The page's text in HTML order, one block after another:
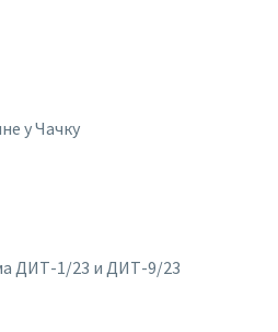
у Чачку
ДИТ-1/23 и ДИТ-9/23